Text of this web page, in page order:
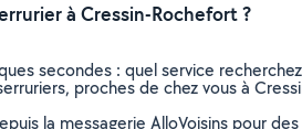
à Cressin-Rochefort ?
secondes : quel service
proches de chez vous à
la messagerie AlloVoisins pour